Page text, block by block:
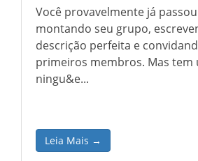
Você provavelmente já
montando seu grupo,
descrição perfeita e
primeiros membros. Mas tem
ningu&e...
Leia Mais →